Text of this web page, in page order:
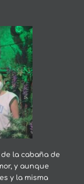
la cabaña de
y aunque
y la misma